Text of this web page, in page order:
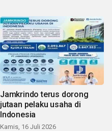
Jamkrindo terus dorong
jutaan pelaku usaha di
Indonesia
Kamis, 16 Juli 2026